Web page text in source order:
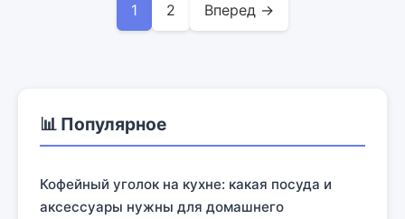
1 2 Вперед →
📊 Популярное
Кофейный уголок на кухне: какая посуда и
аксессуары нужны для домашнего